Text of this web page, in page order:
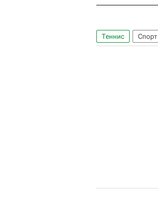
Теннис Спорт